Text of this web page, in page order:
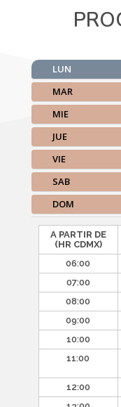
LUN
MAR
MIE
JUE
VIE
SAB
DOM
A PARTIR DE
(HR CDMX)
06:00
07:00
08:00
09:00
10:00
11:00
12:00